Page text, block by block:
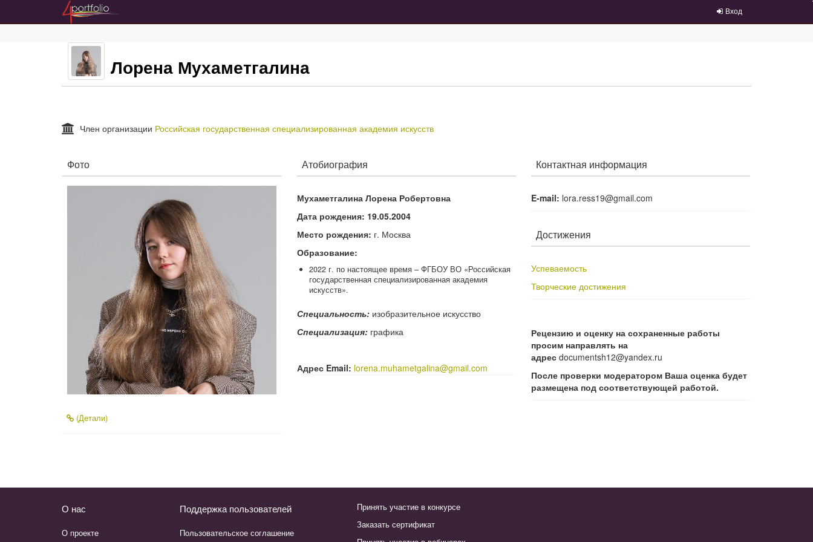
Вход
Лорена Мухаметгалина
Член организации Российская государственная специализированная академия искусств
Фото
(Детали)
Атобиография
Мухаметгалина Лорена Робертовна
Дата рождения: 19.05.2004
Место рождения: г. Москва
Образование:
2022 г. по настоящее время – ФГБОУ ВО «Российская
государственная специализированная академия
искусств».
Специальность: изобразительное искусство
Специализация: графика
Адрес Email: lorena.muhametgalina@gmail.com
Контактная информация
E-mail: lora.ress19@gmail.com
Достижения
Успеваемость
Творческие достижения
Рецензию и оценку на сохраненные работы
просим направлять на
адрес documentsh12@yandex.ru
После проверки модератором Ваша оценка будет
размещена под соответствующей работой.
О нас
О проекте
Поддержка пользователей
Пользовательское соглашение
Принять участие в конкурсе
Заказать сертификат